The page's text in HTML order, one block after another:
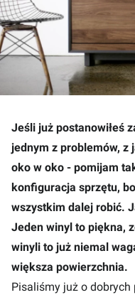
Jeśli już postanowiłeś
jednym z problemów, z
oko w oko - pomijam
konfiguracja sprzętu,
wszystkim dalej robić.
Jeden winyl to piękna,
winyli to już niemal
większa powierzchnia.
Pisaliśmy już o dobrych